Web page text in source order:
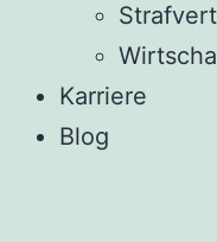
Karriere
Blog